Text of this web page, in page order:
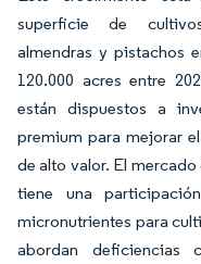
superficie de
almendras y pistachos
120.000 acres entre
están dispuestos a
premium para mejorar
de alto valor. El
tiene una
micronutrientes para
abordan deficiencias